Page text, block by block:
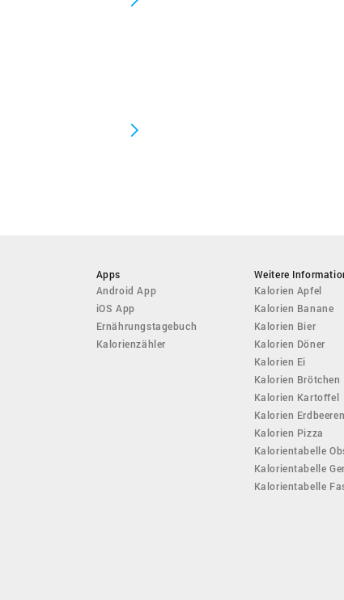
Apps
Android App
iOS App
Ernährungstagebuch
Kalorienzähler
Weitere
Kalorien Apfel
Kalorien Banane
Kalorien Bier
Kalorien Döner
Kalorien Ei
Kalorien Brötchen
Kalorien Kartoffel
Kalorien Erdbeeren
Kalorien Pizza
Kalorientabelle
Kalorientabelle
Kalorientabelle